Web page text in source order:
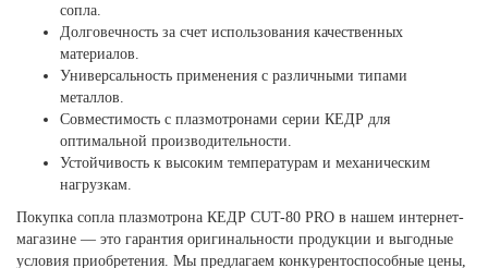
сопла.
Долговечность за счет использования качественных
материалов.
Универсальность применения с различными типами
металлов.
Совместимость с плазмотронами серии КЕДР для
оптимальной производительности.
Устойчивость к высоким температурам и механическим
нагрузкам.
Покупка сопла плазмотрона КЕДР CUT-80 PRO в нашем интернет-
магазине — это гарантия оригинальности продукции и выгодные
условия приобретения. Мы предлагаем конкурентоспособные цены,